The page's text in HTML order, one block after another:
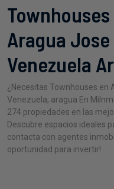
Aragua
Venezuela
¿Necesitas Townhouses en
Venezuela, aragua En
274 propiedades en las
Descubre espacios ideales
contacta con agentes
oportunidad para invertir!